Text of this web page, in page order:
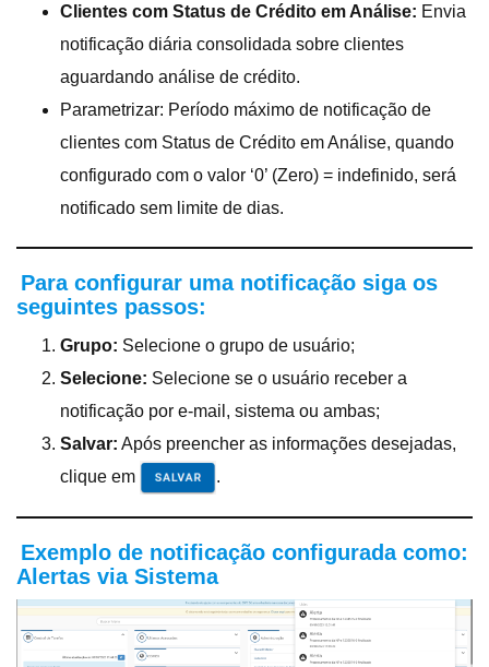
Clientes com Status de Crédito em Análise: Envia
notificação diária consolidada sobre clientes
aguardando análise de crédito.
Parametrizar: Período máximo de notificação de
clientes com Status de Crédito em Análise, quando
configurado com o valor ‘0’ (Zero) = indefinido, será
notificado sem limite de dias.
Para configurar uma notificação siga os
seguintes passos:
Grupo: Selecione o grupo de usuário;
Selecione: Selecione se o usuário receber a
notificação por e-mail, sistema ou ambas;
Salvar: Após preencher as informações desejadas,
clique em
.
Exemplo de notificação configurada como:
Alertas via Sistema